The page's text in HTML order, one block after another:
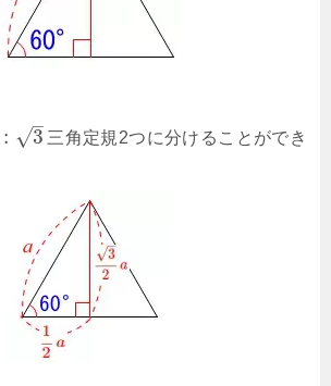
: 3
–
√
三角定規2つに分けることができ